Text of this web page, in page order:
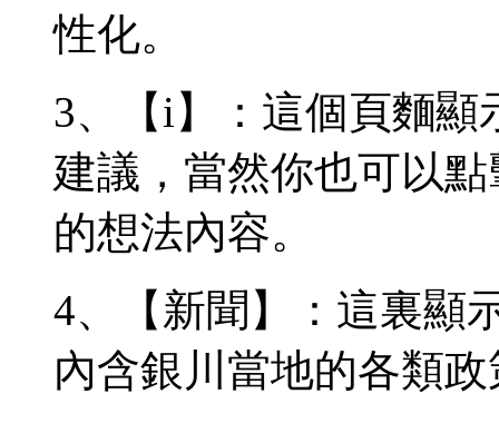
性化。
3、【i】：這個頁麵顯
建議，當然你也可以
的想法內容。
4、【新聞】：這裏顯
內含銀川當地的各類